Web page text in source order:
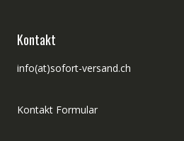
Kontakt
info(at)sofort-versand.ch
Kontakt Formular